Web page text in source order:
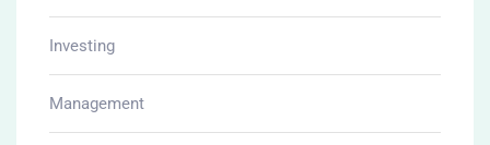
Investing
Management